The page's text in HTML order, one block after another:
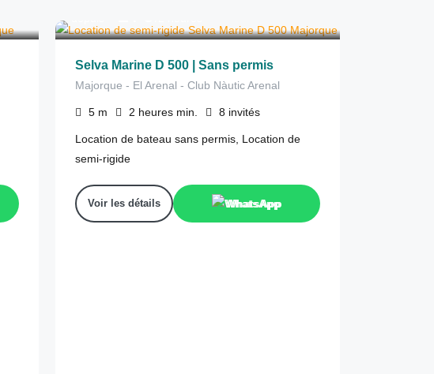
Selva Marine D 500 | Sans permis
Majorque - El Arenal - Club Nàutic Arenal
5 m 2 heures min. 8 invités
Location de bateau sans permis, Location de
semi-rigide
Voir les détails WhatsApp